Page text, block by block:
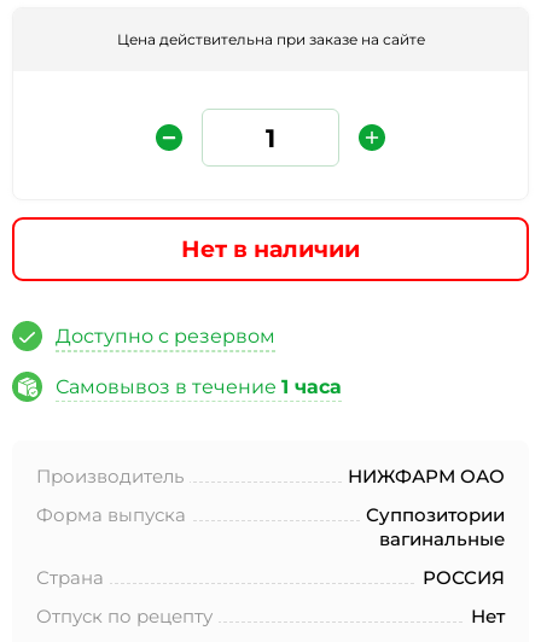
Цена действительна при заказе на сайте
Нет в наличии
Доступно с резервом
Самовывоз в течение 1 часа
Производитель
НИЖФАРМ ОАО
Форма выпуска
Суппозитории
вагинальные
Страна
РОССИЯ
Отпуск по рецепту
Нет
Защита от автоматических сообщений
соответствии с Федеральным законом от 27.07.2006 года
№152-ФЗ «О персональных данных», на условиях и для
целей, определенных в Согласии на обработку